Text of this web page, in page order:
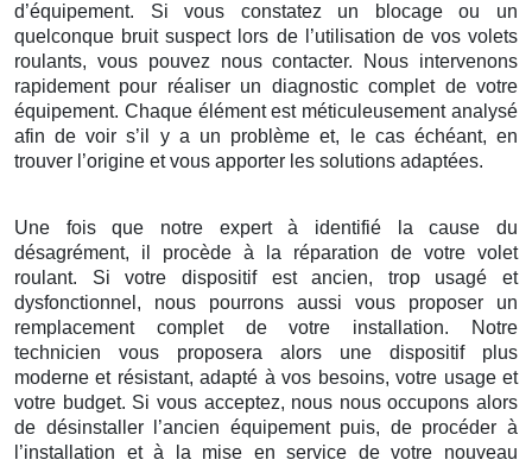
d’équipement. Si vous constatez un blocage ou un
quelconque bruit suspect lors de l’utilisation de vos volets
roulants, vous pouvez nous contacter. Nous intervenons
rapidement pour réaliser un diagnostic complet de votre
équipement. Chaque élément est méticuleusement analysé
afin de voir s’il y a un problème et, le cas échéant, en
trouver l’origine et vous apporter les solutions adaptées.
Une fois que notre expert à identifié la cause du
désagrément, il procède à la réparation de votre volet
roulant. Si votre dispositif est ancien, trop usagé et
dysfonctionnel, nous pourrons aussi vous proposer un
remplacement complet de votre installation. Notre
technicien vous proposera alors une dispositif plus
moderne et résistant, adapté à vos besoins, votre usage et
votre budget. Si vous acceptez, nous nous occupons alors
de désinstaller l’ancien équipement puis, de procéder à
l’installation et à la mise en service de votre nouveau